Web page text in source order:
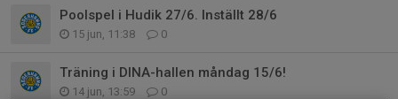
Poolspel i Hudik 27/6. Inställt 28/6
15 jun, 11:38 0
Träning i DINA-hallen måndag 15/6!
14 jun, 13:59 0